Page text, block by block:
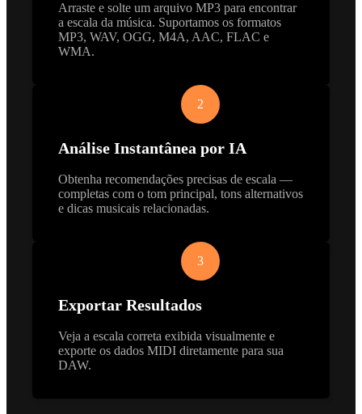
Arraste e solte um arquivo MP3 para encontrar
a escala da música. Suportamos os formatos
MP3, WAV, OGG, M4A, AAC, FLAC e
WMA.
2
Análise Instantânea por IA
Obtenha recomendações precisas de escala —
completas com o tom principal, tons alternativos
e dicas musicais relacionadas.
3
Exportar Resultados
Veja a escala correta exibida visualmente e
exporte os dados MIDI diretamente para sua
DAW.